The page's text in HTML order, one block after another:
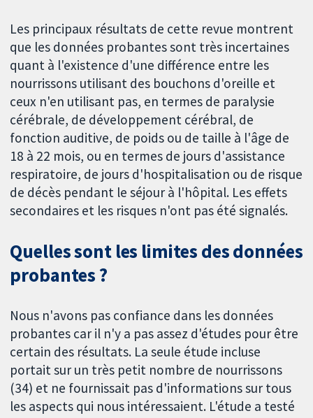
Les principaux résultats de cette revue montrent
que les données probantes sont très incertaines
quant à l'existence d'une différence entre les
nourrissons utilisant des bouchons d'oreille et
ceux n'en utilisant pas, en termes de paralysie
cérébrale, de développement cérébral, de
fonction auditive, de poids ou de taille à l'âge de
18 à 22 mois, ou en termes de jours d'assistance
respiratoire, de jours d'hospitalisation ou de risque
de décès pendant le séjour à l'hôpital. Les effets
secondaires et les risques n'ont pas été signalés.
Quelles sont les limites des données
probantes ?
Nous n'avons pas confiance dans les données
probantes car il n'y a pas assez d'études pour être
certain des résultats. La seule étude incluse
portait sur un très petit nombre de nourrissons
(34) et ne fournissait pas d'informations sur tous
les aspects qui nous intéressaient. L'étude a testé